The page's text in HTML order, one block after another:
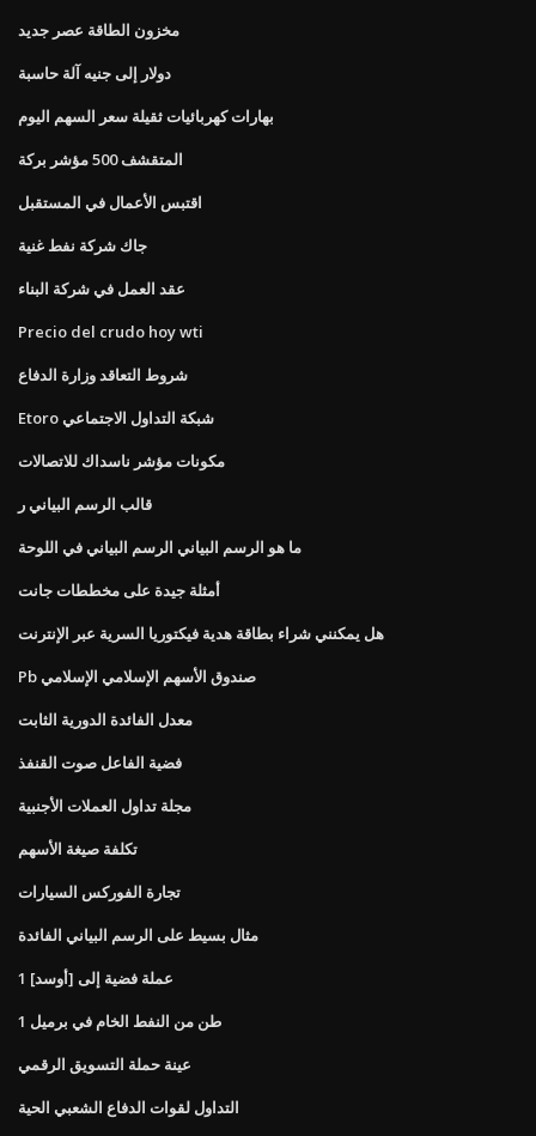
مخزون الطاقة عصر جديد
دولار إلى جنيه آلة حاسبة
بهارات كهربائيات ثقيلة سعر السهم اليوم
المتقشف 500 مؤشر بركة
اقتبس الأعمال في المستقبل
جاك شركة نفط غنية
عقد العمل في شركة البناء
Precio del crudo hoy wti
شروط التعاقد وزارة الدفاع
Etoro شبكة التداول الاجتماعي
مكونات مؤشر ناسداك للاتصالات
قالب الرسم البياني ر
ما هو الرسم البياني الرسم البياني في اللوحة
أمثلة جيدة على مخططات جانت
هل يمكنني شراء بطاقة هدية فيكتوريا السرية عبر الإنترنت
Pb صندوق الأسهم الإسلامي الإسلامي
معدل الفائدة الدورية الثابت
فضية الفاعل صوت القنفذ
مجلة تداول العملات الأجنبية
تكلفة صيغة الأسهم
تجارة الفوركس السيارات
مثال بسيط على الرسم البياني الفائدة
1 عملة فضية إلى [أوسد]
1 طن من النفط الخام في برميل
عينة حملة التسويق الرقمي
التداول لقوات الدفاع الشعبي الحية